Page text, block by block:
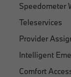
Speedometer
Teleservices
Provider
Intelligent
Comfort